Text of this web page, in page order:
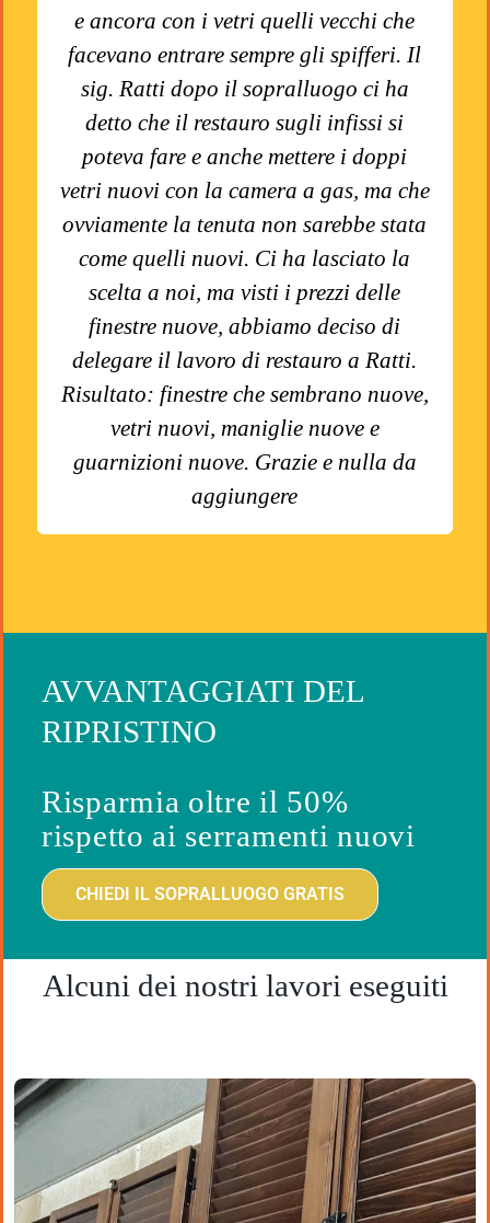
e ancora con i vetri quelli vecchi che
facevano entrare sempre gli spifferi. Il
sig. Ratti dopo il sopralluogo ci ha
detto che il restauro sugli infissi si
poteva fare e anche mettere i doppi
vetri nuovi con la camera a gas, ma che
ovviamente la tenuta non sarebbe stata
come quelli nuovi. Ci ha lasciato la
scelta a noi, ma visti i prezzi delle
finestre nuove, abbiamo deciso di
delegare il lavoro di restauro a Ratti.
Risultato: finestre che sembrano nuove,
vetri nuovi, maniglie nuove e
guarnizioni nuove. Grazie e nulla da
aggiungere
AVVANTAGGIATI DEL
RIPRISTINO
Risparmia oltre il 50%
rispetto ai serramenti nuovi
CHIEDI IL SOPRALLUOGO GRATIS
Alcuni dei nostri lavori eseguiti